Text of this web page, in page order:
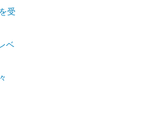
受
ベ